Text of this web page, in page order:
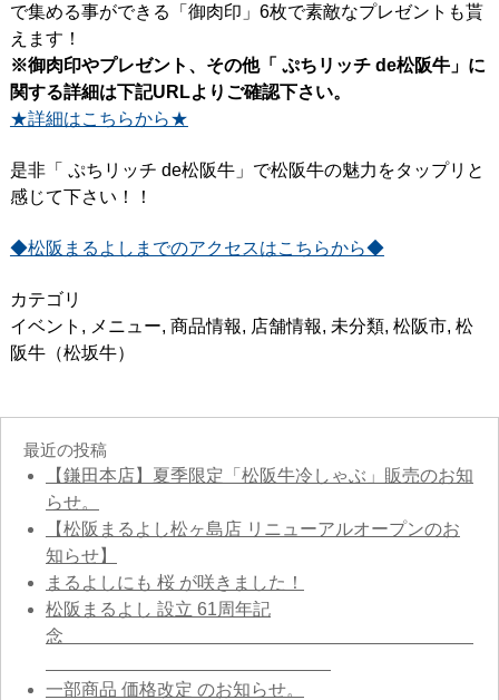
で集める事ができる「御肉印」6枚で素敵なプレゼントも貰
えます！
※御肉印やプレゼント、その他「 ぷちリッチ de松阪牛」に
関する詳細は下記URLよりご確認下さい。
★詳細はこちらから★
是非「 ぷちリッチ de松阪牛」で松阪牛の魅力をタップリと
感じて下さい！！
◆松阪まるよしまでのアクセスはこちらから◆
カテゴリ
イベント , メニュー, 商品情報, 店舗情報, 未分類, 松阪市, 松
阪牛（松坂牛）
最近の投稿
【鎌田本店】夏季限定「松阪牛冷しゃぶ」販売のお知
らせ。
【松阪まるよし松ヶ島店 リニューアルオープンのお
知らせ】
まるよしにも 桜 が咲きました！
松阪まるよし 設立 61周年記
念
一部商品 価格改定 のお知らせ。